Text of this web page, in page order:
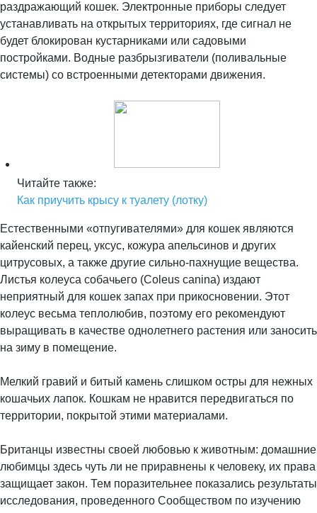
раздражающий кошек. Электронные приборы следует
устанавливать на открытых территориях, где сигнал не
будет блокирован кустарниками или садовыми
постройками. Водные разбрызгиватели (поливальные
системы) со встроенными детекторами движения.
Читайте также:
Как приучить крысу к туалету (лотку)
Естественными «отпугивателями» для кошек являются
кайенский перец, уксус, кожура апельсинов и других
цитрусовых, а также другие сильно-пахнущие вещества.
Листья колеуса собачьего (Coleus canina) издают
неприятный для кошек запах при прикосновении. Этот
колеус весьма теплолюбив, поэтому его рекомендуют
выращивать в качестве однолетнего растения или заносить
на зиму в помещение.
Мелкий гравий и битый камень слишком остры для нежных
кошачьих лапок. Кошкам не нравится передвигаться по
территории, покрытой этими материалами.
Британцы известны своей любовью к животным: домашние
любимцы здесь чуть ли не приравнены к человеку, их права
защищает закон. Тем поразительнее показались результаты
исследования, проведенного Сообществом по изучению